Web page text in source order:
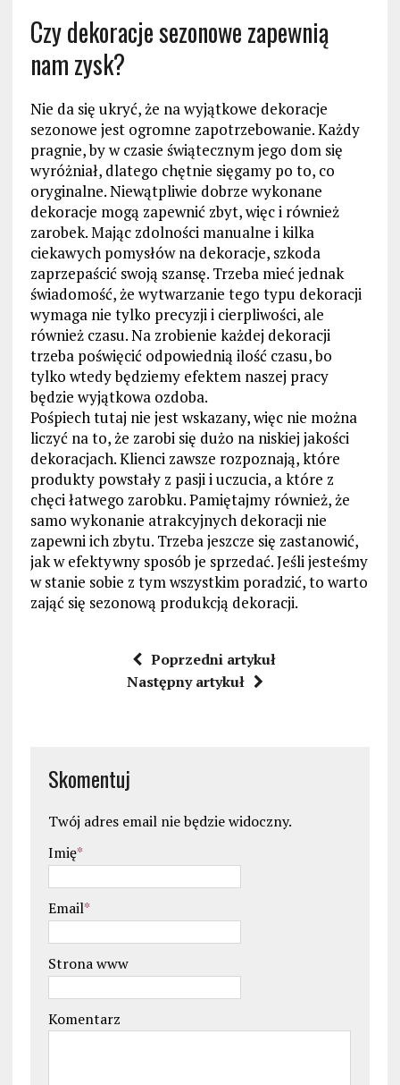
Czy dekoracje sezonowe zapewnią
nam zysk?
Nie da się ukryć, że na wyjątkowe dekoracje
sezonowe jest ogromne zapotrzebowanie. Każdy
pragnie, by w czasie świątecznym jego dom się
wyróżniał, dlatego chętnie sięgamy po to, co
oryginalne. Niewątpliwie dobrze wykonane
dekoracje mogą zapewnić zbyt, więc i również
zarobek. Mając zdolności manualne i kilka
ciekawych pomysłów na dekoracje, szkoda
zaprzepaścić swoją szansę. Trzeba mieć jednak
świadomość, że wytwarzanie tego typu dekoracji
wymaga nie tylko precyzji i cierpliwości, ale
również czasu. Na zrobienie każdej dekoracji
trzeba poświęcić odpowiednią ilość czasu, bo
tylko wtedy będziemy efektem naszej pracy
będzie wyjątkowa ozdoba.
Pośpiech tutaj nie jest wskazany, więc nie można
liczyć na to, że zarobi się dużo na niskiej jakości
dekoracjach. Klienci zawsze rozpoznają, które
produkty powstały z pasji i uczucia, a które z
chęci łatwego zarobku. Pamiętajmy również, że
samo wykonanie atrakcyjnych dekoracji nie
zapewni ich zbytu. Trzeba jeszcze się zastanowić,
jak w efektywny sposób je sprzedać. Jeśli jesteśmy
w stanie sobie z tym wszystkim poradzić, to warto
zająć się sezonową produkcją dekoracji.
Poprzedni artykuł
Następny artykuł
Skomentuj
Twój adres email nie będzie widoczny.
Imię*
Email*
Strona www
Komentarz